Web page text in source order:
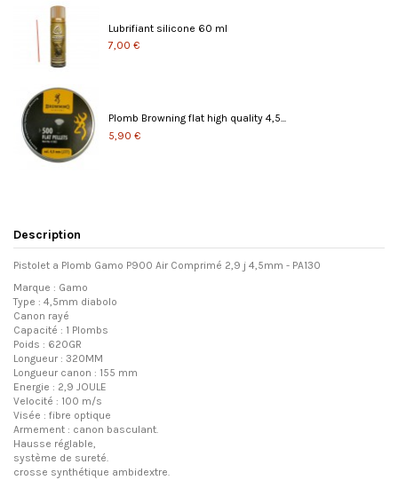
Lubrifiant silicone 60 ml
7,00 €
Plomb Browning flat high quality 4,5...
5,90 €
Description
Pistolet a Plomb Gamo P900 Air Comprimé 2,9 j 4,5mm - PA130
Marque : Gamo
Type : 4,5mm diabolo
Canon rayé
Capacité : 1 Plombs
Poids : 620GR
Longueur : 320MM
Longueur canon : 155 mm
Energie : 2,9 JOULE
Velocité : 100 m/s
Visée : fibre optique
Armement : canon basculant.
Hausse réglable,
système de sureté.
crosse synthétique ambidextre.